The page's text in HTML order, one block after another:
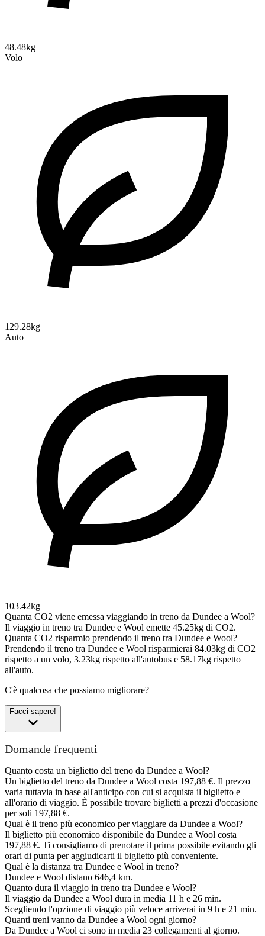
48.48kg
Volo
129.28kg
Auto
103.42kg
Quanta CO2 viene emessa viaggiando in treno da Dundee a Wool?
Il viaggio in treno tra Dundee e Wool emette 45.25kg di CO2.
Quanta CO2 risparmio prendendo il treno tra Dundee e Wool?
Prendendo il treno tra Dundee e Wool risparmierai 84.03kg di CO2
rispetto a un volo, 3.23kg rispetto all'autobus e 58.17kg rispetto
all'auto.
C'è qualcosa che possiamo migliorare?
Facci sapere!
Domande frequenti
Quanto costa un biglietto del treno da Dundee a Wool?
Un biglietto del treno da Dundee a Wool costa 197,88 €. Il prezzo
varia tuttavia in base all'anticipo con cui si acquista il biglietto e
all'orario di viaggio. È possibile trovare biglietti a prezzi d'occasione
per soli 197,88 €.
Qual è il treno più economico per viaggiare da Dundee a Wool?
Il biglietto più economico disponibile da Dundee a Wool costa
197,88 €. Ti consigliamo di prenotare il prima possibile evitando gli
orari di punta per aggiudicarti il biglietto più conveniente.
Qual è la distanza tra Dundee e Wool in treno?
Dundee e Wool distano 646,4 km.
Quanto dura il viaggio in treno tra Dundee e Wool?
Il viaggio da Dundee a Wool dura in media 11 h e 26 min.
Scegliendo l'opzione di viaggio più veloce arriverai in 9 h e 21 min.
Quanti treni vanno da Dundee a Wool ogni giorno?
Da Dundee a Wool ci sono in media 23 collegamenti al giorno.